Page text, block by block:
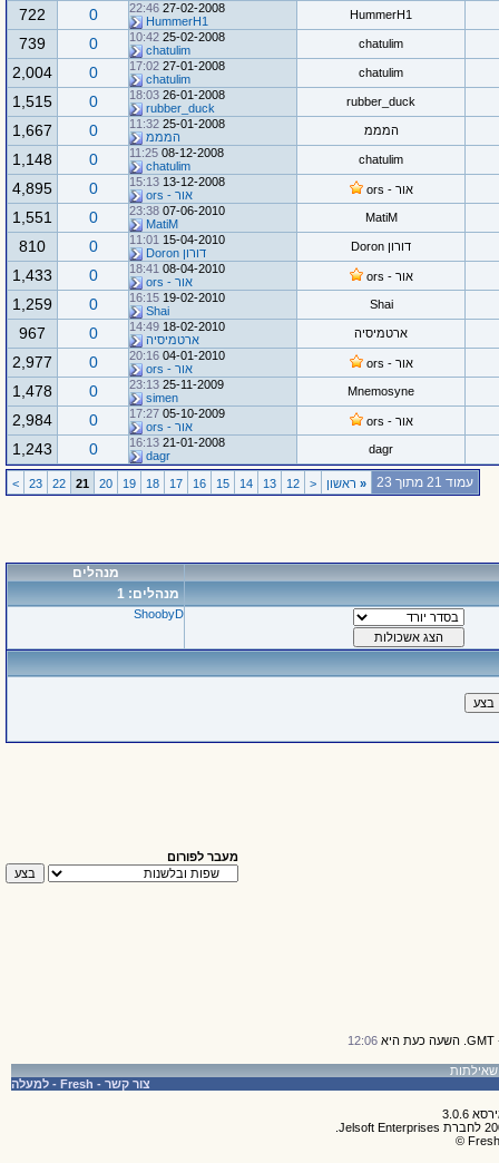
HummerH1
27-02-2008
22:46
HummerH1
0
722
chatulim
25-02-2008
10:42
chatulim
0
739
chatulim
27-01-2008
17:02
chatulim
0
2,004
rubber_duck
26-01-2008
18:03
rubber_duck
0
1,515
המממ 25-01-2008
11:32
המממ
0
1,667
chatulim
08-12-2008
11:25
chatulim
0
1,148
אור - ors
13-12-2008
15:13
אור - ors
0
4,895
MatiM
07-06-2010
23:38
MatiM
0
1,551
דורון Doron 15-04-2010
11:01
דורון Doron
0
810
אור - ors
08-04-2010
18:41
אור - ors
0
1,433
Shai
19-02-2010
16:15
Shai
0
1,259
ארטמיסיה 18-02-2010
14:49
ארטמיסיה
0
967
אור - ors
04-01-2010
20:16
אור - ors
0
2,977
Mnemosyne
25-11-2009
23:13
simen
0
1,478
אור - ors
05-10-2009
17:27
אור - ors
0
2,984
dagr
21-01-2008
16:13
dagr
0
1,243
עמוד 21 מתוך 23 «ראשון <
12
13
14
15
16
17
18
19
20
21
22
23
>
מנהלים
מנהלים: 1
ShoobyD
מעבר לפורום
12:06
צור קשר -
Fresh
- למעלה